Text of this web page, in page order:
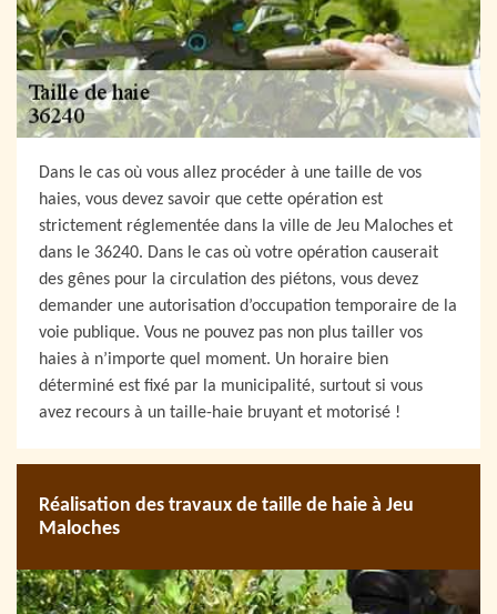
Dans le cas où vous allez procéder à une taille de vos
haies, vous devez savoir que cette opération est
strictement réglementée dans la ville de Jeu Maloches et
dans le 36240. Dans le cas où votre opération causerait
des gênes pour la circulation des piétons, vous devez
demander une autorisation d’occupation temporaire de la
voie publique. Vous ne pouvez pas non plus tailler vos
haies à n’importe quel moment. Un horaire bien
déterminé est fixé par la municipalité, surtout si vous
avez recours à un taille-haie bruyant et motorisé !
Réalisation des travaux de taille de haie à Jeu
Maloches